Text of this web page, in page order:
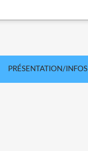
PRÉSENTATION/INFOS